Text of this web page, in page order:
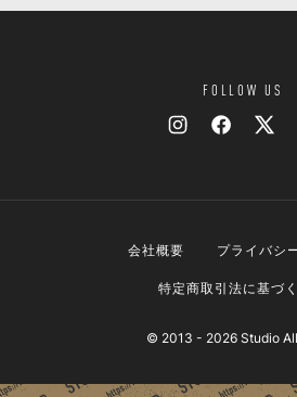
FOLLOW US
会社概要 プライバシ
特定商取引法に基づ
© 2013 - 2026 Studio